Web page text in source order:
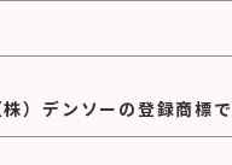
）デンソーの登録商標